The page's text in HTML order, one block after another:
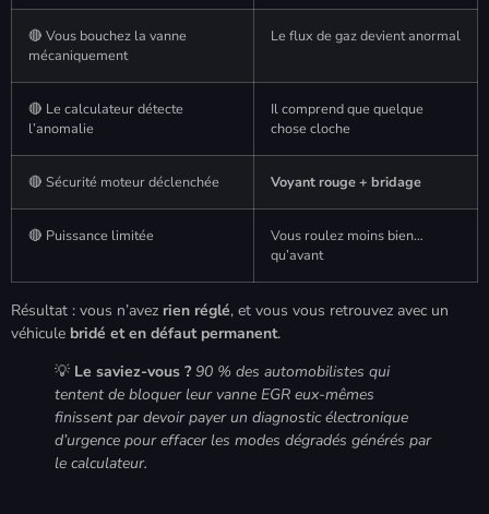
🔴 Vous bouchez la vanne
mécaniquement
Le flux de gaz devient anormal
🔴 Le calculateur détecte
l’anomalie
Il comprend que quelque
chose cloche
🔴 Sécurité moteur déclenchée Voyant rouge + bridage
🔴 Puissance limitée
Vous roulez moins bien…
qu’avant
Résultat : vous n’avez rien réglé, et vous vous retrouvez avec un
véhicule bridé et en défaut permanent.
💡 Le saviez-vous ? 90 % des automobilistes qui
tentent de bloquer leur vanne EGR eux-mêmes
finissent par devoir payer un diagnostic électronique
d’urgence pour effacer les modes dégradés générés par
le calculateur.